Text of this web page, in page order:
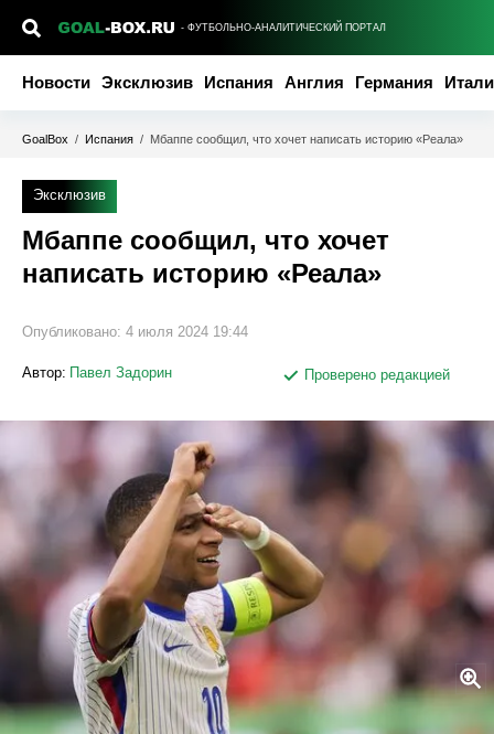
- ФУТБОЛЬНО-АНАЛИТИЧЕСКИЙ ПОРТАЛ
Новости Эксклюзив Испания Англия Германия
GoalBox / Испания / Мбаппе сообщил, что хочет написать историю «Реала»
Эксклюзив
Мбаппе сообщил, что хочет
написать историю «Реала»
Опубликовано: 4 июля 2024 19:44
Автор: Павел Задорин Проверено редакцией
Legion-Media